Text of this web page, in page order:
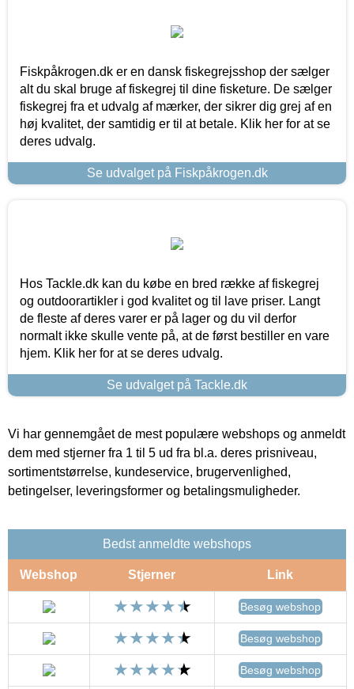
Fiskpåkrogen.dk er en dansk fiskegrejsshop der sælger
alt du skal bruge af fiskegrej til dine fisketure. De sælger
fiskegrej fra et udvalg af mærker, der sikrer dig grej af en
høj kvalitet, der samtidig er til at betale. Klik her for at se
deres udvalg.
Se udvalget på Fiskpåkrogen.dk
Hos Tackle.dk kan du købe en bred række af fiskegrej
og outdoorartikler i god kvalitet og til lave priser. Langt
de fleste af deres varer er på lager og du vil derfor
normalt ikke skulle vente på, at de først bestiller en vare
hjem. Klik her for at se deres udvalg.
Se udvalget på Tackle.dk
Vi har gennemgået de mest populære webshops og anmeldt
dem med stjerner fra 1 til 5 ud fra bl.a. deres prisniveau,
sortimentstørrelse, kundeservice, brugervenlighed,
betingelser, leveringsformer og betalingsmuligheder.
Bedst anmeldte webshops
Webshop Stjerner Link
Besøg webshop
Besøg webshop
Besøg webshop